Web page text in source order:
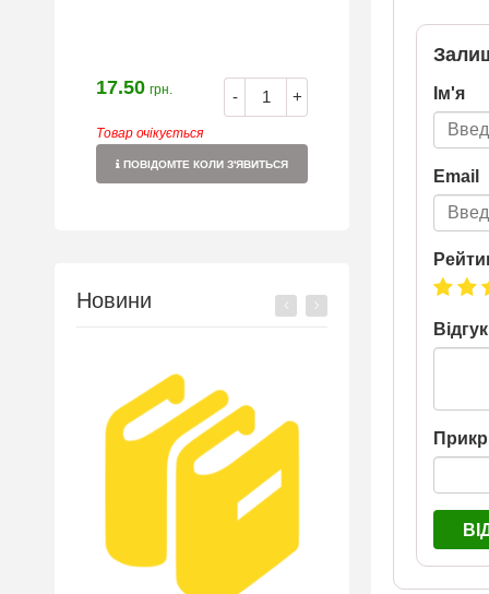
- +
17.50 грн.
Товар очікується
ПОВІДОМТЕ КОЛИ З'ЯВИТЬСЯ
Новини
Ім'я
Email
Відгук